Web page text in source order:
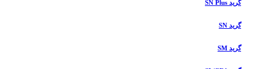
گرید SN Plus
گرید SN
گرید SM